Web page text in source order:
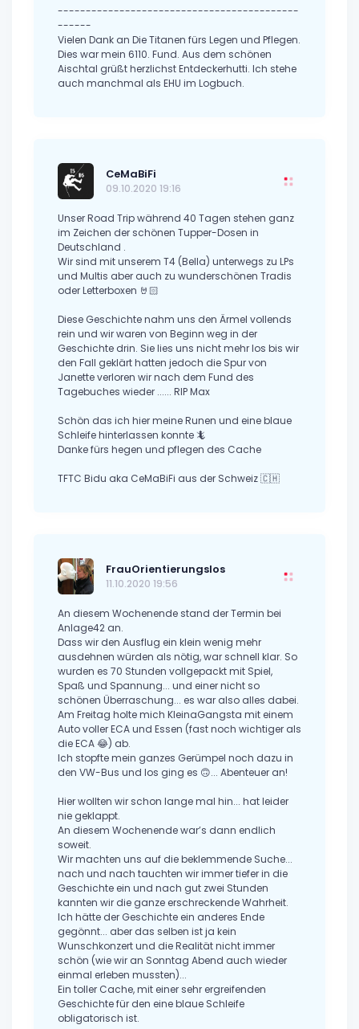
-------------------------------------------
------
Vielen Dank an Die Titanen fürs Legen und Pflegen.
Dies war mein 6110. Fund. Aus dem schönen
Aischtal grüßt herzlichst Entdeckerhutti. Ich stehe
auch manchmal als EHU im Logbuch.
CeMaBiFi
09.10.2020 19:16
Unser Road Trip während 40 Tagen stehen ganz
im Zeichen der schönen Tupper-Dosen in
Deutschland .
Wir sind mit unserem T4 (Bella) unterwegs zu LPs
und Multis aber auch zu wunderschönen Tradis
oder Letterboxen 🤘🏻
Diese Geschichte nahm uns den Ärmel vollends
rein und wir waren von Beginn weg in der
Geschichte drin. Sie lies uns nicht mehr los bis wir
den Fall geklärt hatten jedoch die Spur von
Janette verloren wir nach dem Fund des
Tagebuches wieder ...... RIP Max
Schön das ich hier meine Runen und eine blaue
Schleife hinterlassen konnte 🦎
Danke fürs hegen und pflegen des Cache
TFTC Bidu aka CeMaBiFi aus der Schweiz 🇨🇭
FrauOrientierungslos
11.10.2020 19:56
An diesem Wochenende stand der Termin bei
Anlage42 an.
Dass wir den Ausflug ein klein wenig mehr
ausdehnen würden als nötig, war schnell klar. So
wurden es 70 Stunden vollgepackt mit Spiel,
Spaß und Spannung... und einer nicht so
schönen Überraschung... es war also alles dabei.
Am Freitag holte mich KleinaGangsta mit einem
Auto voller ECA und Essen (fast noch wichtiger als
die ECA 😂) ab.
Ich stopfte mein ganzes Gerümpel noch dazu in
den VW-Bus und los ging es 🙃... Abenteuer an!
Hier wollten wir schon lange mal hin... hat leider
nie geklappt.
An diesem Wochenende war’s dann endlich
soweit.
Wir machten uns auf die beklemmende Suche...
nach und nach tauchten wir immer tiefer in die
Geschichte ein und nach gut zwei Stunden
kannten wir die ganze erschreckende Wahrheit.
Ich hätte der Geschichte ein anderes Ende
gegönnt... aber das selben ist ja kein
Wunschkonzert und die Realität nicht immer
schön (wie wir an Sonntag Abend auch wieder
einmal erleben mussten)...
Ein toller Cache, mit einer sehr ergreifenden
Geschichte für den eine blaue Schleife
obligatorisch ist.